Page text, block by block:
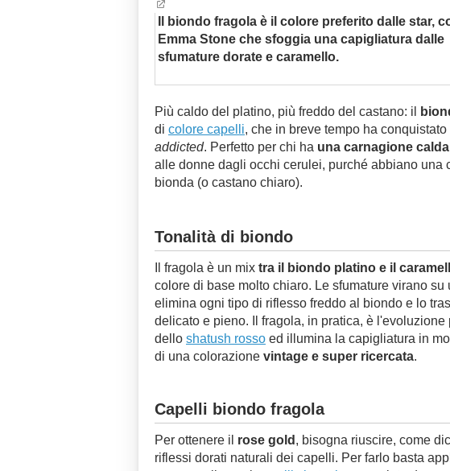
Il biondo fragola è il colore preferito dalle star,
Emma Stone che sfoggia una capigliatura dalle
sfumature dorate e caramello.
Più caldo del platino, più freddo del castano: il
di colore capelli, che in breve tempo ha conquistato
addicted. Perfetto per chi ha una carnagione calda
alle donne dagli occhi cerulei, purché abbiano una
bionda (o castano chiaro).
Tonalità di biondo
Il fragola è un mix tra il biondo platino e il
colore di base molto chiaro. Le sfumature virano
elimina ogni tipo di riflesso freddo al biondo e lo
delicato e pieno. Il fragola, in pratica, è
dello shatush rosso ed illumina la capigliatura in
di una colorazione vintage e super ricercata.
Capelli biondo fragola
Per ottenere il rose gold , bisogna riuscire, come
riflessi dorati naturali dei capelli. Per farlo basta